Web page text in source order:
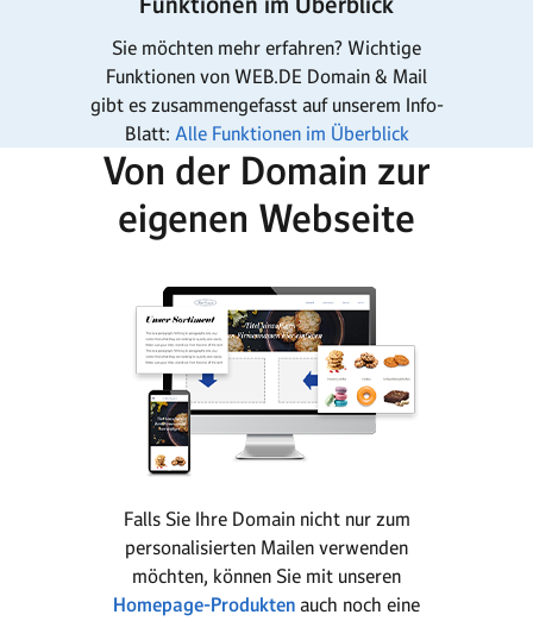
Sie möchten mehr erfahren? Wichtige
Funktionen von WEB.DE Domain & Mail
gibt es zusammengefasst auf unserem Info-
Blatt: Alle Funktionen im Überblick
Von der Domain zur
eigenen Webseite
Falls Sie Ihre Domain nicht nur zum
personalisierten Mailen verwenden
möchten, können Sie mit unseren
Homepage-Produkten auch noch eine